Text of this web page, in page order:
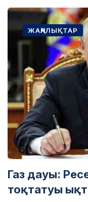
ЖАҢАЛЫҚТАР
Газ дауы:
тоқтатуы